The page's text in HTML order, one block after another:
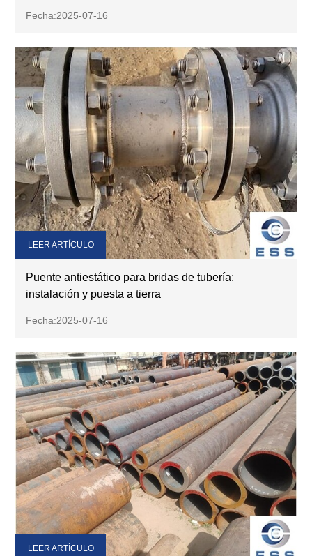
Fecha:2025-07-16
Puente antiestático para bridas de tubería:
instalación y puesta a tierra
Fecha:2025-07-16
LEER ARTÍCULO
LEER ARTÍCULO